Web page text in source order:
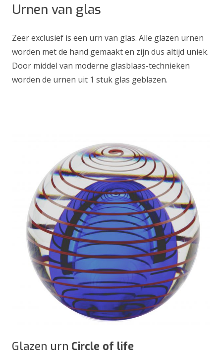
Urnen van glas
Zeer exclusief is een urn van glas. Alle glazen urnen
worden met de hand gemaakt en zijn dus altijd uniek.
Door middel van moderne glasblaas-technieken
worden de urnen uit 1 stuk glas geblazen.
Glazen urn Circle of life